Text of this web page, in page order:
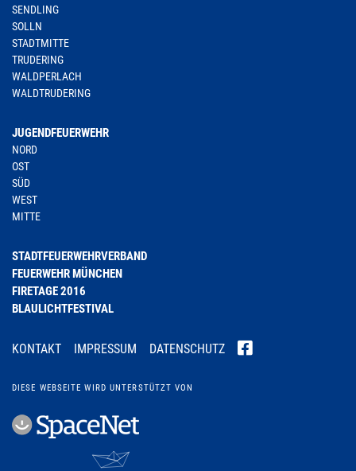
SENDLING
SOLLN
STADTMITTE
TRUDERING
WALDPERLACH
WALDTRUDERING
JUGENDFEUERWEHR
NORD
OST
SÜD
WEST
MITTE
STADTFEUERWEHRVERBAND
FEUERWEHR MÜNCHEN
FIRETAGE 2016
BLAULICHTFESTIVAL
KONTAKT IMPRESSUM DATENSCHUTZ
DIESE WEBSEITE WIRD UNTERSTÜTZT VON